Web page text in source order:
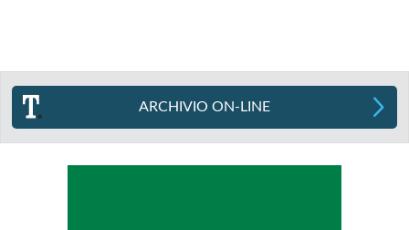
ARCHIVIO ON-LINE